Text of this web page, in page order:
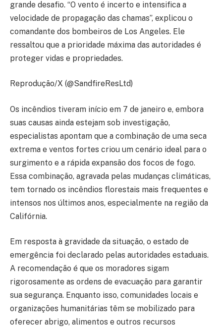
grande desafio. “O vento é incerto e intensifica a
velocidade de propagação das chamas”, explicou o
comandante dos bombeiros de Los Angeles. Ele
ressaltou que a prioridade máxima das autoridades é
proteger vidas e propriedades.
Reprodução/X (@SandfireResLtd)
Os incêndios tiveram início em 7 de janeiro e, embora
suas causas ainda estejam sob investigação,
especialistas apontam que a combinação de uma seca
extrema e ventos fortes criou um cenário ideal para o
surgimento e a rápida expansão dos focos de fogo.
Essa combinação, agravada pelas mudanças climáticas,
tem tornado os incêndios florestais mais frequentes e
intensos nos últimos anos, especialmente na região da
Califórnia.
Em resposta à gravidade da situação, o estado de
emergência foi declarado pelas autoridades estaduais.
A recomendação é que os moradores sigam
rigorosamente as ordens de evacuação para garantir
sua segurança. Enquanto isso, comunidades locais e
organizações humanitárias têm se mobilizado para
oferecer abrigo, alimentos e outros recursos